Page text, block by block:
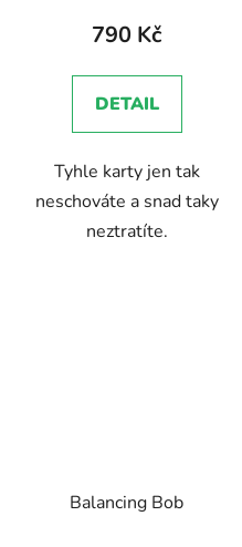
790 Kč
DETAIL
Tyhle karty jen tak
neschováte a snad taky
neztratíte.
Balancing Bob